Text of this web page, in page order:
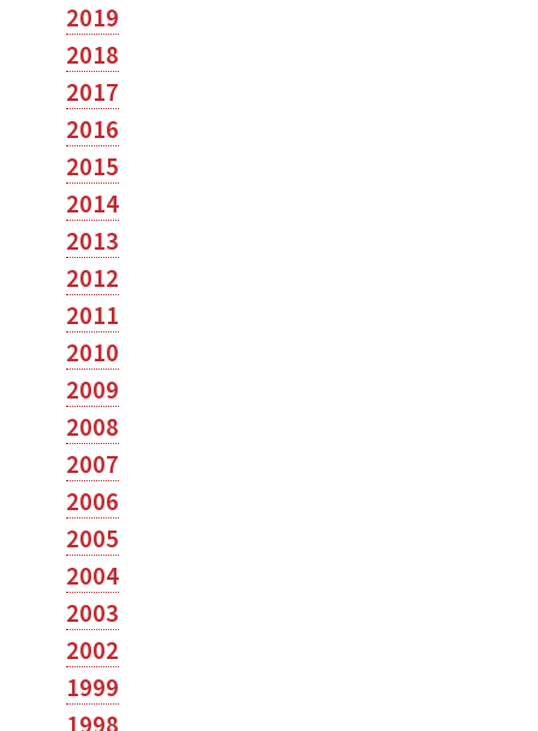
2019
2018
2017
2016
2015
2014
2013
2012
2011
2010
2009
2008
2007
2006
2005
2004
2003
2002
1999